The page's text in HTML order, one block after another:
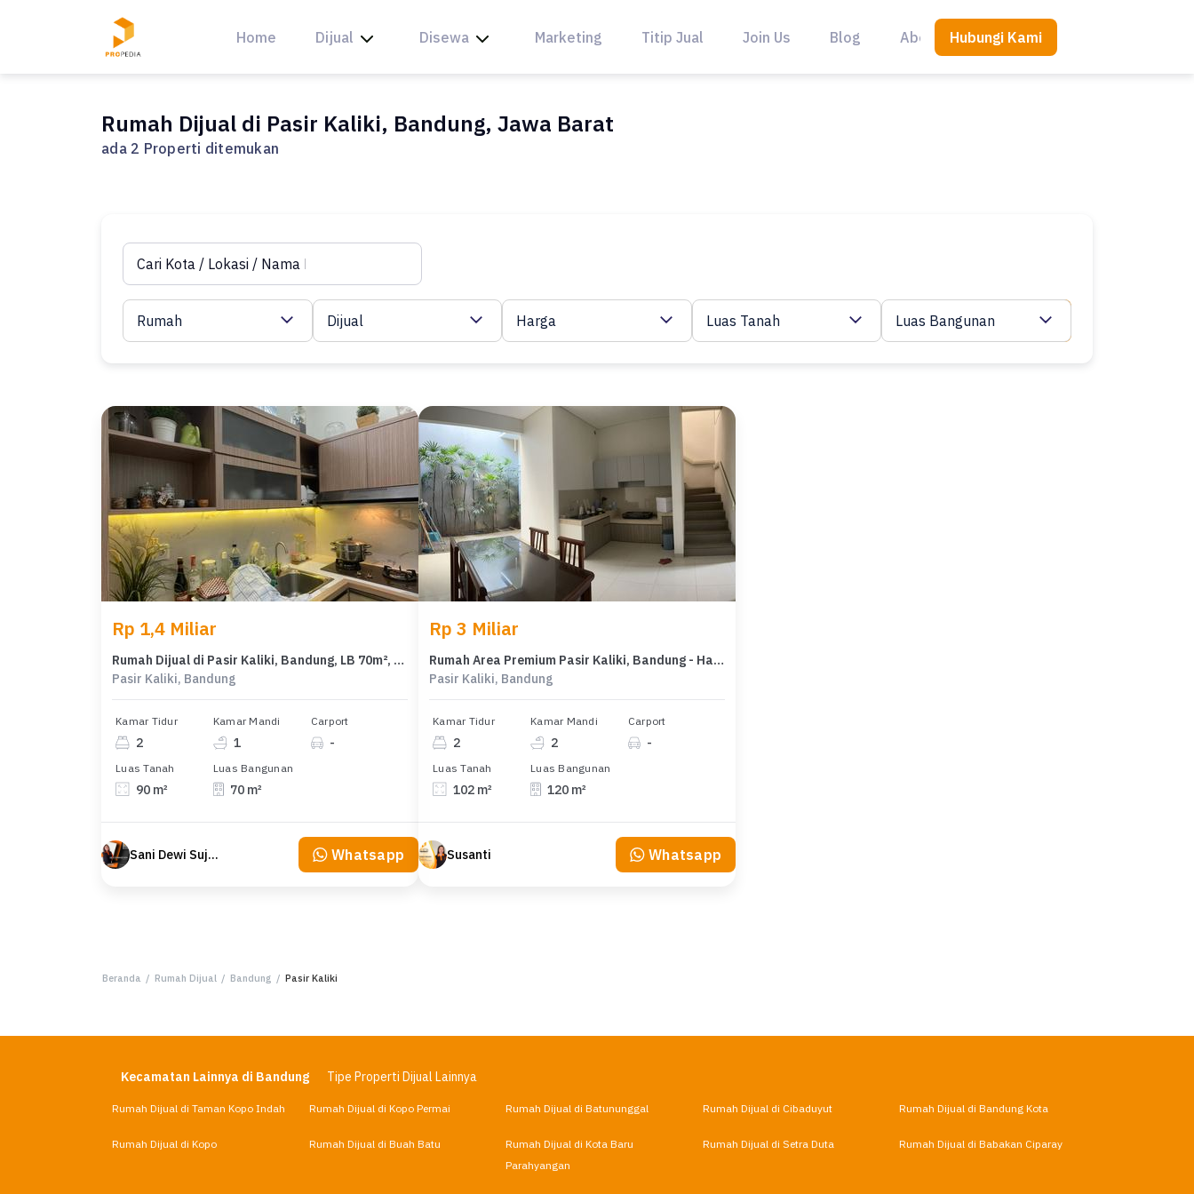
Home Dijual Disewa Marketing Titip Jual Join Us Blog About UsHubungi Kami
Rumah Dijual di Pasir Kaliki, Bandung, Jawa Barat
ada 2 Properti ditemukan
Rumah Dijual Harga Luas Tanah Luas Bangunan
Rp 1,4 Miliar
Rumah Dijual di Pasir Kaliki, Bandung, LB 70m², Harga Terbaik!
Pasir Kaliki, Bandung
Kamar Tidur
2
Kamar Mandi
1
Carport
-
Luas Tanah
90 m²
Luas Bangunan
70 m²
Sani Dewi Sujono Whatsapp
Rp 3 Miliar
Rumah Area Premium Pasir Kaliki, Bandung - Harga Terbaik 3 Miliar
Pasir Kaliki, Bandung
Kamar Tidur
2
Kamar Mandi
2
Carport
-
Luas Tanah
102 m²
Luas Bangunan
120 m²
Susanti Whatsapp
Beranda / Rumah Dijual / Bandung / Pasir Kaliki
Kecamatan Lainnya di Bandung Tipe Properti Dijual Lainnya
Rumah Dijual di Taman Kopo Indah Rumah Dijual di Kopo Permai Rumah Dijual di Batununggal Rumah Dijual di Cibaduyut Rumah Dijual di Bandung Kota
Rumah Dijual di Kopo Rumah Dijual di Buah Batu
Rumah Dijual di Kota Baru
Parahyangan
Rumah Dijual di Setra Duta Rumah Dijual di Babakan Ciparay